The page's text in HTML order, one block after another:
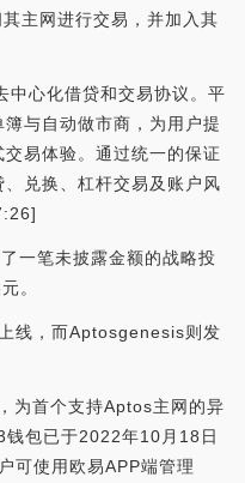
主网进行交易，并加入其
心化借贷和交易协议。平
与自动做市商，为用户提
易体验。通过统一的保证
兑换、杠杆交易及账户风
一笔未披露金额的战略投
。
线，而Aptosgenesis则发
为首个支持Aptos主网的异
包已于2022年10月18日
可使用欧易APP端管理